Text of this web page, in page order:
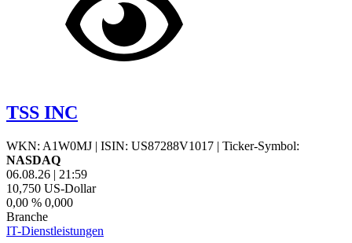
TSS INC
WKN: A1W0MJ | ISIN: US87288V1017 | Ticker-Symbol:
NASDAQ
06.08.26 | 21:59
10,750 US-Dollar
0,00 % 0,000
Branche
IT-Dienstleistungen